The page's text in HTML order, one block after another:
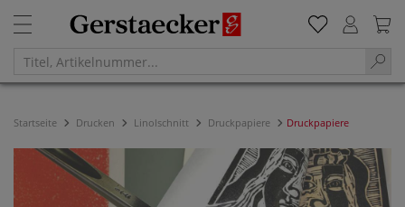
Startseite Drucken Linolschnitt Druckpapiere Druckpapiere